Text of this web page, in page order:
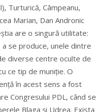
Turturică, Câmpeanu,
Marian, Dan Andronic
are o singură utilitate:
se produce, unele dintre
diverse centre oculte de
ce tip de muniție. O
în acest sens a fost
Congresului PDL, când se
Blaga și Udrea. Exista